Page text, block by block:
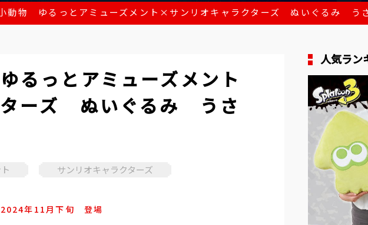
動物 ゆるっとアミューズメント×サンリオキャラクターズ ぬいぐるみ うさ
るっとアミューズメント
ーズ ぬいぐるみ うさ
サンリオキャラクターズ
2024年 11月下旬 登場
人気ラン